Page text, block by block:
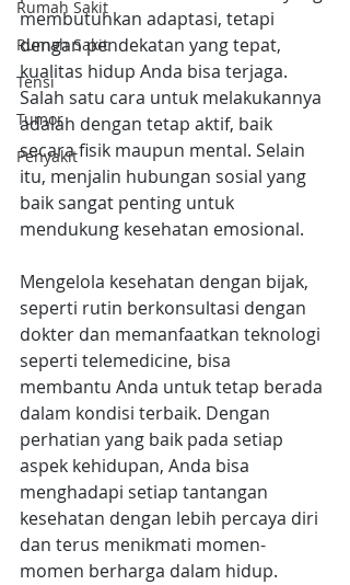
Rumah Sakit
Rumah Sakit
Tensi
Tumor
Penyakit
membutuhkan adaptasi, tetapi
dengan pendekatan yang tepat,
kualitas hidup Anda bisa terjaga.
Salah satu cara untuk melakukannya
adalah dengan tetap aktif, baik
secara fisik maupun mental. Selain
itu, menjalin hubungan sosial yang
baik sangat penting untuk
mendukung kesehatan emosional.
Mengelola kesehatan dengan bijak,
seperti rutin berkonsultasi dengan
dokter dan memanfaatkan teknologi
seperti telemedicine, bisa
membantu Anda untuk tetap berada
dalam kondisi terbaik. Dengan
perhatian yang baik pada setiap
aspek kehidupan, Anda bisa
menghadapi setiap tantangan
kesehatan dengan lebih percaya diri
dan terus menikmati momen-
momen berharga dalam hidup.